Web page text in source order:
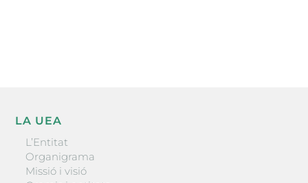
LA UEA
L’Entitat
Organigrama
Missió i visió